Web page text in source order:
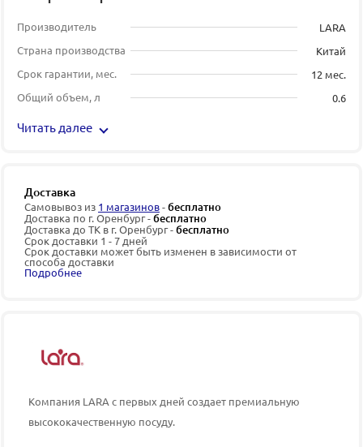
Производитель
LARA
Страна производства
Китай
Срок гарантии, мес.
12 мес.
Общий объем, л
0.6
Читать далее
Доставка
Самовывоз из 1 магазинов-бесплатно
Доставка по г. Оренбург -бесплатно
Доставка до ТК в г. Оренбург -бесплатно
Срок доставки 1 - 7 дней
Срок доставки может быть изменен в зависимости от
способа доставки
Подробнее
Компания LARA с первых дней создает премиальную
высококачественную посуду.